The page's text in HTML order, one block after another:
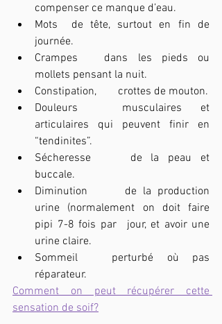
compenser ce manque d’eau.
Mots 	de tête, surtout en fin de
journée.
Crampes 	dans les pieds ou
mollets pensant la nuit.
Constipation, 	crottes de mouton.
Douleurs 	musculaires et
articulaires qui peuvent finir en
“tendinites”.
Sécheresse 	de la peau et
buccale.
Diminution 	de la production
urine (normalement on doit faire
pipi 7-8 fois par 	jour, et avoir une
urine claire.
Sommeil 	perturbé où pas
réparateur.
Comment on peut récupérer cette
sensation de soif?